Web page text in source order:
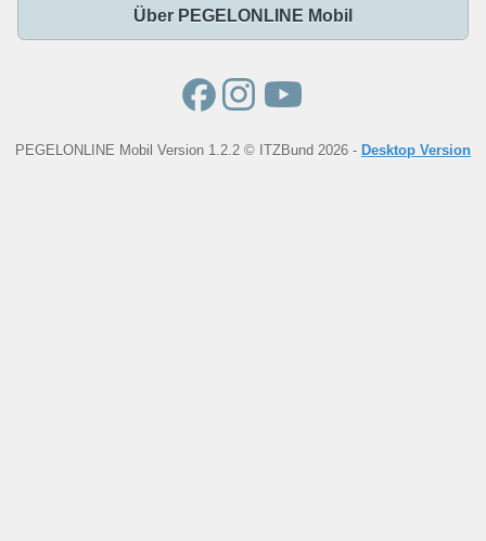
Über PEGELONLINE Mobil
PEGELONLINE Mobil Version 1.2.2 © ITZBund 2026 - Desktop Version